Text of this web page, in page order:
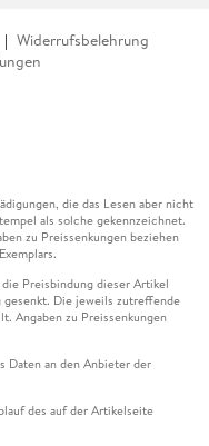
Widerrufsbelehrung
die das Lesen aber nicht
als solche gekennzeichnet.
zu Preissenkungen beziehen
Preisbindung dieser Artikel
gesenkt. Die jeweils zutreffende
Angaben zu Preissenkungen
Daten an den Anbieter der
des auf der Artikelseite